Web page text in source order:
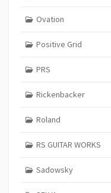
Ovation
Positive Grid
PRS
Rickenbacker
Roland
RS GUITAR WORKS
Sadowsky